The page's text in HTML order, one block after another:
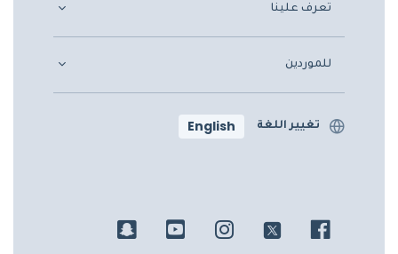
تعرف علينا
للموردين
تغيير اللغة English